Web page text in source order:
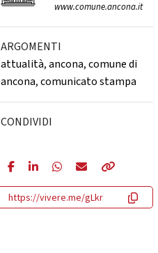
www.comune.ancona.it
ARGOMENTI
attualità,ancona,comune di
ancona,comunicato stampa
CONDIVIDI
https://vivere.me/gLkr